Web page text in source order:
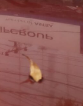
a
l
a
m
B
n